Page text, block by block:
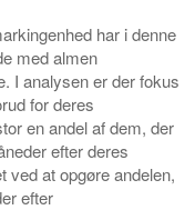
har i denne
med almen
I analysen er der fokus
for deres
en andel af dem, der
efter deres
at opgøre andelen,
efter